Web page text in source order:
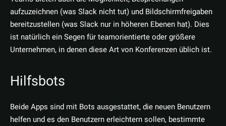
aufzuzeichnen (was Slack nicht tut) und Bildschirmfreigaben
bereitzustellen (was Slack nur in höheren Ebenen hat). Dies
ist natürlich ein Segen für teamorientierte oder größere
Unternehmen, in denen diese Art von Konferenzen üblich ist.
Hilfsbots
Beide Apps sind mit Bots ausgestattet, die neuen Benutzern
helfen und es den Benutzern erleichtern sollen, bestimmte